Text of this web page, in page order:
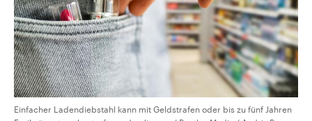
Einfacher Ladendiebstahl kann mit Geldstrafen oder bis zu fünf Jahren